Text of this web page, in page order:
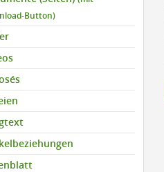
Button)